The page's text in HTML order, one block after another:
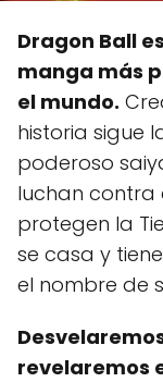
Dragon Ball
manga más
el mundo.
historia sigue
poderoso
luchan contra
protegen la
se casa y
el nombre de
revelaremos